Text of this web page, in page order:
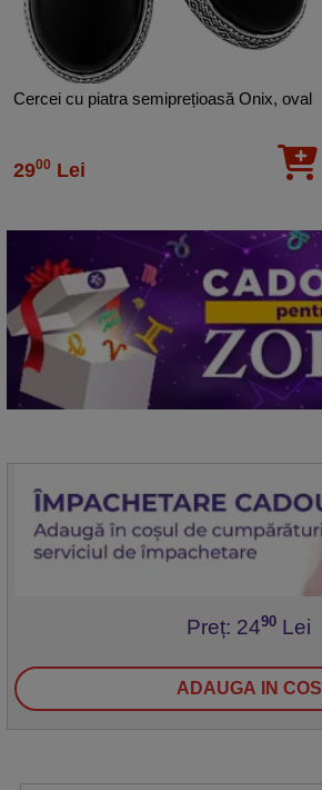
Cercei cu piatra semiprețioasă Onix, oval
2900 Lei
Preț: 2490 Lei
ADAUGA IN COS